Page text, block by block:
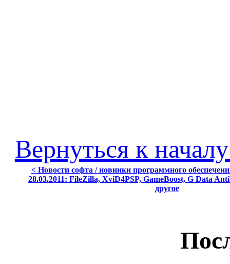
Вернуться к
< Новости софта / новинки программного
28.03.2011: FileZilla, XviD4PSP, GameBoost, G Data
другое